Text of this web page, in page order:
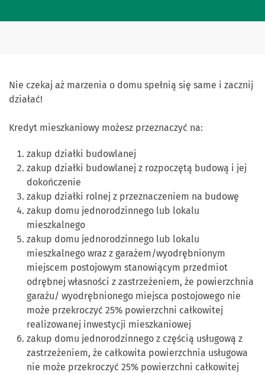
Nie czekaj aż marzenia o domu spełnią się same i zacznij
działać!
Kredyt mieszkaniowy możesz przeznaczyć na:
zakup działki budowlanej
zakup działki budowlanej z rozpoczętą budową i jej
dokończenie
zakup działki rolnej z przeznaczeniem na budowę
zakup domu jednorodzinnego lub lokalu
mieszkalnego
zakup domu jednorodzinnego lub lokalu
mieszkalnego wraz z garażem/wyodrębnionym
miejscem postojowym stanowiącym przedmiot
odrębnej własności z zastrzeżeniem, że powierzchnia
garażu/ wyodrębnionego miejsca postojowego nie
może przekroczyć 25% powierzchni całkowitej
realizowanej inwestycji mieszkaniowej
zakup domu jednorodzinnego z częścią usługową z
zastrzeżeniem, że całkowita powierzchnia usługowa
nie może przekroczyć 25% powierzchni całkowitej